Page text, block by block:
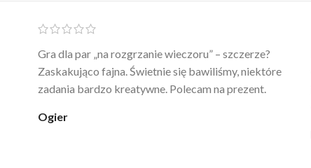
Ten żel intymny to był strzał w 10 – nie tylko
poprawia komfort, ale też daje przyjemne uczucie
ciepła. Nie uczula, bez zapachu. Kupuję już 3 raz i na